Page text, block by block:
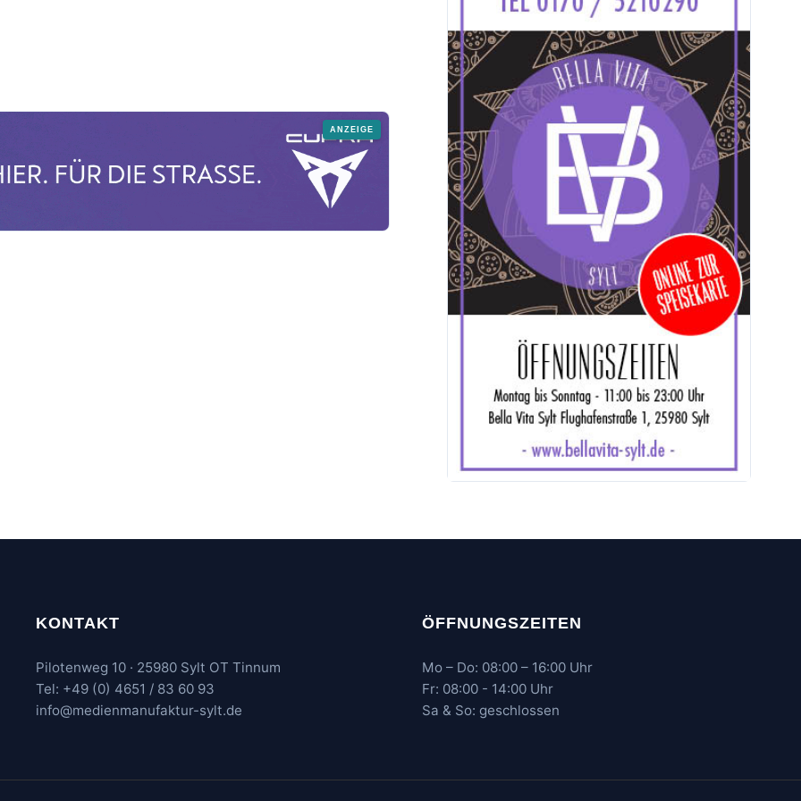
KONTAKT
Pilotenweg 10 · 25980 Sylt OT Tinnum
Tel: +49 (0) 4651 / 83 60 93
info@medienmanufaktur-sylt.de
ÖFFNUNGSZEITEN
Mo – Do: 08:00 – 16:00 Uhr
Fr: 08:00 - 14:00 Uhr
Sa & So: geschlossen